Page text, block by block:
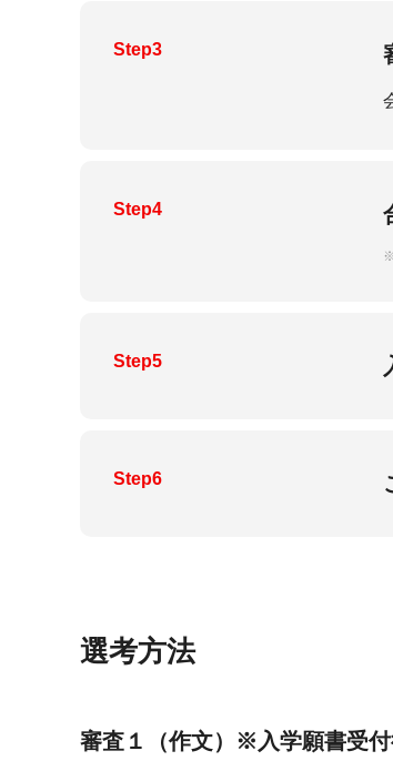
Step3
Step4
Step5
Step6
選考方法
審査１（作文）※入学願書受